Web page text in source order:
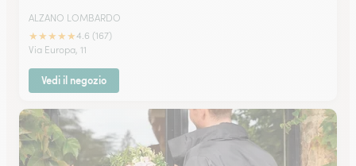
ALZANO LOMBARDO
★★★★★4.6 (167)
Via Europa, 11
Vedi il negozio